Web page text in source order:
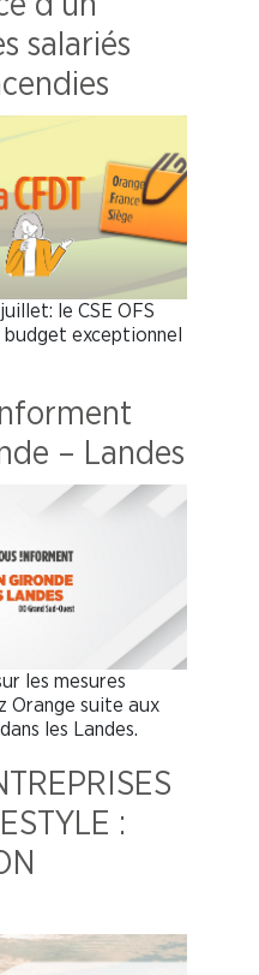
salariés
le CSE OFS
exceptionnel
– Landes
les mesures
Orange suite aux
les Landes.
: